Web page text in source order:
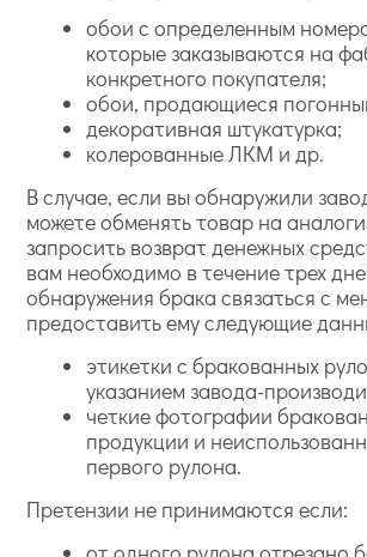
обои с определенным
которые заказываются на
конкретного покупателя;
обои, продающиеся
декоративная штукатурка;
колерованные ЛКМ и др.
В случае, если вы обнаружили
можете обменять товар на
запросить возврат денежных
вам необходимо в течение трех
обнаружения брака связаться с
предоставить ему следующие
этикетки с бракованных
указанием завода-
четкие фотографии
продукции и
первого рулона.
Претензии не принимаются если: